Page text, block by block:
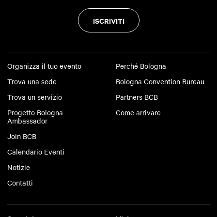
ISCRIVITI
Organizza il tuo evento
Trova una sede
Trova un servizio
Progetto Bologna
Ambassador
Join BCB
Calendario Eventi
Notizie
Contatti
Perché Bologna
Bologna Convention Bureau
Partners BCB
Come arrivare